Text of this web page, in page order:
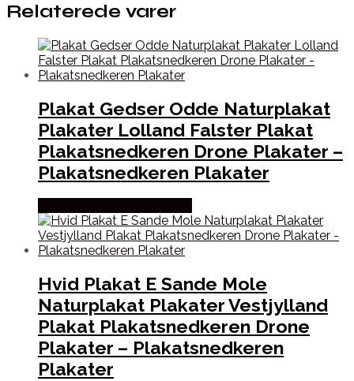
Relaterede varer
Plakat Gedser Odde Naturplakat
Plakater Lolland Falster Plakat
Plakatsnedkeren Drone Plakater –
Plakatsnedkeren Plakater
Hvid Plakat E Sande Mole
Naturplakat Plakater Vestjylland
Plakat Plakatsnedkeren Drone
Plakater – Plakatsnedkeren
Plakater